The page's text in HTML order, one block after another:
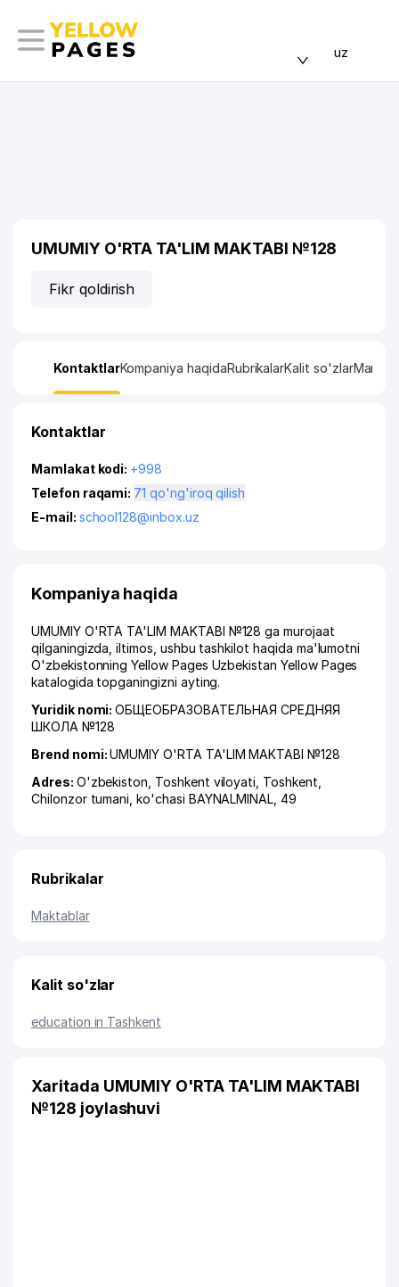
uz
UMUMIY O'RTA TA'LIM MAKTABI №128
Fikr qoldirish
KontaktlarKompaniya haqidaRubrikalarKalit so'zlarManzil
Kontaktlar
Mamlakat kodi: +998
Telefon raqami:
71 qo'ng'iroq qilish
E-mail: school128@inbox.uz
Kompaniya haqida
UMUMIY O'RTA TA'LIM MAKTABI №128 ga murojaat
qilganingizda, iltimos, ushbu tashkilot haqida ma'lumotni
O'zbekistonning Yellow Pages Uzbekistan Yellow Pages
katalogida topganingizni ayting.
Yuridik nomi:ОБЩЕОБРАЗОВАТЕЛЬНАЯ СРЕДНЯЯ
ШКОЛА №128
Brend nomi:UMUMIY O'RTA TA'LIM MAKTABI №128
Adres: O'zbekiston, Toshkent viloyati Toshkent
Chilonzor tumani ,ko'chasi BAYNALMINAL , 49
Rubrikalar
Maktablar
Kalit so'zlar
education in Tashkent
Xaritada UMUMIY O'RTA TA'LIM MAKTABI
№128 joylashuvi